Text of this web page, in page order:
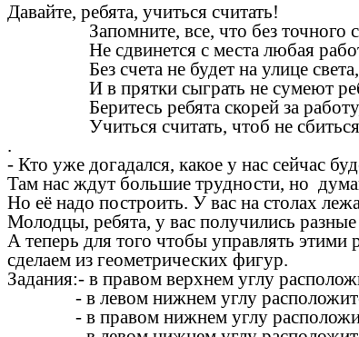
Давайте, ребята, учиться считать!
Запомните, все, что без точного
Не сдвинется с места любая
Без счета не будет на улице света,
И в прятки сыграть не сумеют
Беритесь ребята скорей за
Учиться считать, чтоб не сбиться
.
- Кто уже догадался, какое у нас сейчас
Там нас ждут большие трудности, но
Но её надо построить. У вас на столах
Молодцы, ребята, у вас получились
А теперь для того чтобы управлять этими
сделаем из геометрических фигур.
Задания:- в правом верхнем углу
- в левом нижнем углу расположите
- в правом нижнем углу